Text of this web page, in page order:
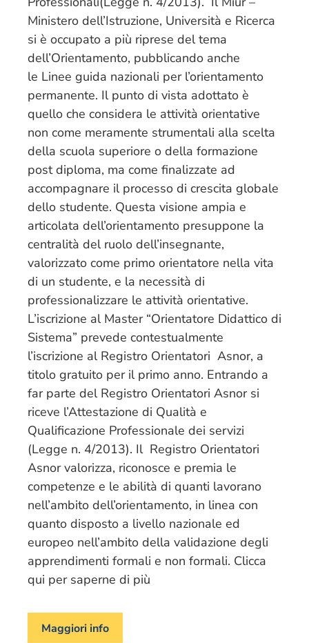
Ministero dell’Istruzione, Università e Ricerca
si è occupato a più riprese del tema
dell’Orientamento, pubblicando anche
le Linee guida nazionali per l’orientamento
permanente. Il punto di vista adottato è
quello che considera le attività orientative
non come meramente strumentali alla scelta
della scuola superiore o della formazione
post diploma, ma come finalizzate ad
accompagnare il processo di crescita globale
dello studente. Questa visione ampia e
articolata dell’orientamento presuppone la
centralità del ruolo dell’insegnante,
valorizzato come primo orientatore nella vita
di un studente, e la necessità di
professionalizzare le attività orientative.
L’iscrizione al Master “Orientatore Didattico di
Sistema” prevede contestualmente
l’iscrizione al Registro Orientatori Asnor, a
titolo gratuito per il primo anno. Entrando a
far parte del Registro Orientatori Asnor si
riceve l’Attestazione di Qualità e
Qualificazione Professionale dei servizi
(Legge n. 4/2013). Il Registro Orientatori
Asnor valorizza, riconosce e premia le
competenze e le abilità di quanti lavorano
nell’ambito dell’orientamento, in linea con
quanto disposto a livello nazionale ed
europeo nell’ambito della validazione degli
apprendimenti formali e non formali. Clicca
qui per saperne di più
Maggiori info